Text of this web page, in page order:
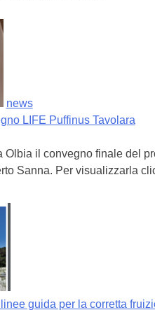
news
LIFE Puffinus Tavolara
Olbia il convegno finale del
Sanna. Per visualizzarla
guida per la corretta